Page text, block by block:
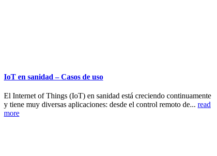
IoT en sanidad – Casos de uso
El Internet of Things (IoT) en sanidad está creciendo continuamente
y tiene muy diversas aplicaciones: desde el control remoto de... read
more